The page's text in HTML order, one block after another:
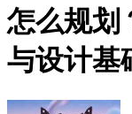
怎么规划
与设计基